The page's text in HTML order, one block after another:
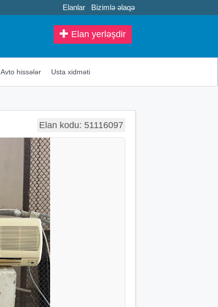
Elanlar Bizimlə əlaqə
Elan yerləşdir
Avto hissələr Usta xidməti
Elan kodu: 51116097